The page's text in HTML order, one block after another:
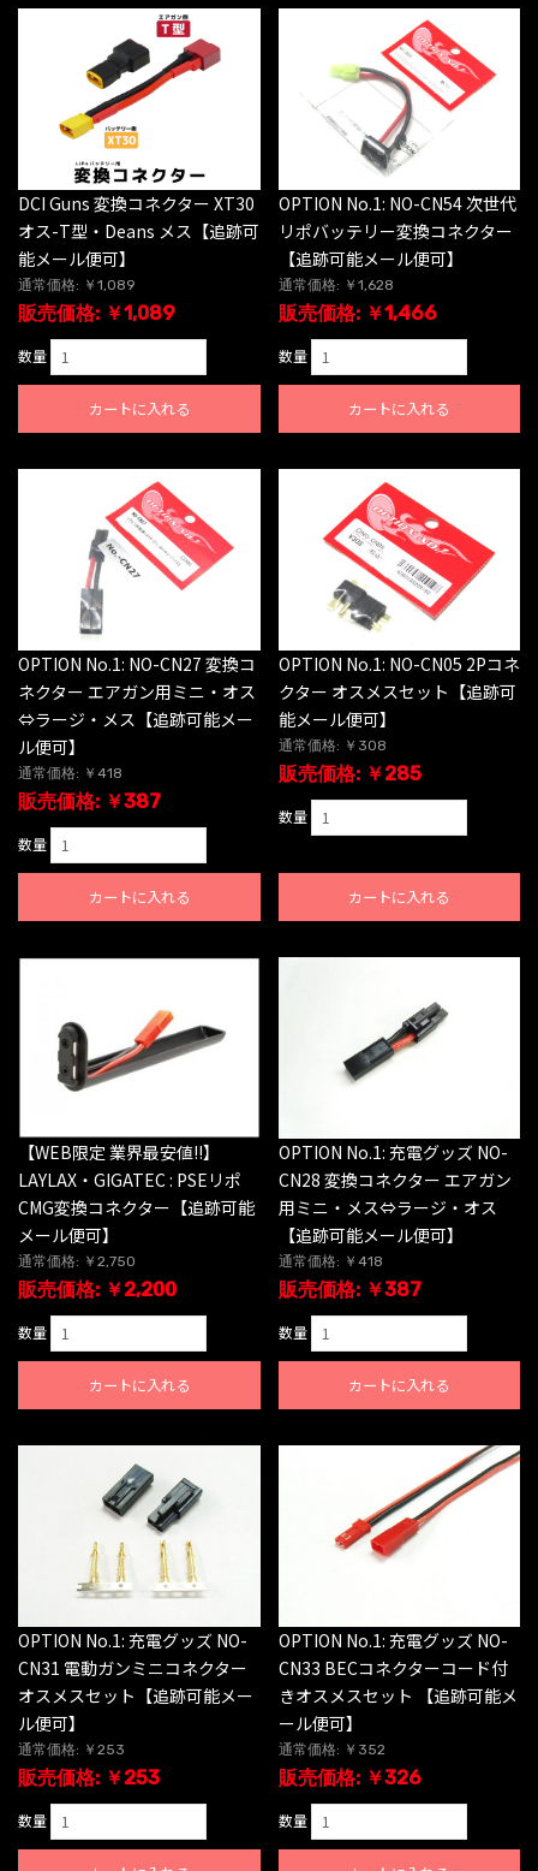
DCI Guns 変換コネクター XT30
オス-T型・Deans メス【追跡可
能メール便可】
通常価格: ￥1,089
販売価格: ￥1,089
数量
カートに入れる
OPTION No.1: NO-CN54 次世代
リポバッテリー変換コネクター
【追跡可能メール便可】
通常価格: ￥1,628
販売価格: ￥1,466
数量
カートに入れる
OPTION No.1: NO-CN27 変換コ
ネクター エアガン用ミニ・オス
⇔ラージ・メス【追跡可能メー
ル便可】
通常価格: ￥418
販売価格: ￥387
数量
カートに入れる
OPTION No.1: NO-CN05 2Pコネ
クター オスメスセット【追跡可
能メール便可】
通常価格: ￥308
販売価格: ￥285
数量
カートに入れる
【WEB限定 業界最安値!!】
LAYLAX・GIGATEC : PSEリポ
CMG変換コネクター【追跡可能
メール便可】
通常価格: ￥2,750
販売価格: ￥2,200
数量
カートに入れる
OPTION No.1: 充電グッズ NO-
CN28 変換コネクター エアガン
用ミニ・メス⇔ラージ・オス
【追跡可能メール便可】
通常価格: ￥418
販売価格: ￥387
数量
カートに入れる
OPTION No.1: 充電グッズ NO-
CN31 電動ガンミニコネクター
オスメスセット【追跡可能メー
ル便可】
通常価格: ￥253
販売価格: ￥253
数量
OPTION No.1: 充電グッズ NO-
CN33 BECコネクターコード付
きオスメスセット 【追跡可能メ
ール便可】
通常価格: ￥352
販売価格: ￥326
数量